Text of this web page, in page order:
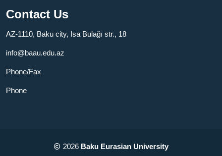
Contact Us
AZ-1110, Baku city, Isa Bulağı str., 18
info@baau.edu.az
Phone/Fax
Phone
2026 Baku Eurasian University